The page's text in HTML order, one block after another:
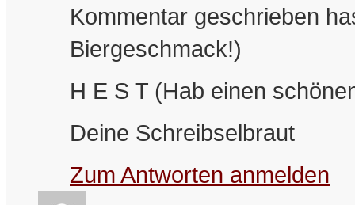
Kommentar geschrieben
Biergeschmack!)
H E S T (Hab einen
Deine Schreibselbraut
Zum Antworten anmelden